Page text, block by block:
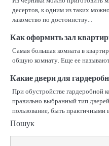
десертов, к одним из таких
лакомство по достоинству…
Как оформить зал
Самая большая комната в
общую комнату. Еще ее
Какие двери для
При обустройстве гардеробной
правильно выбранный тип
пользование, быть практичными
Пошук